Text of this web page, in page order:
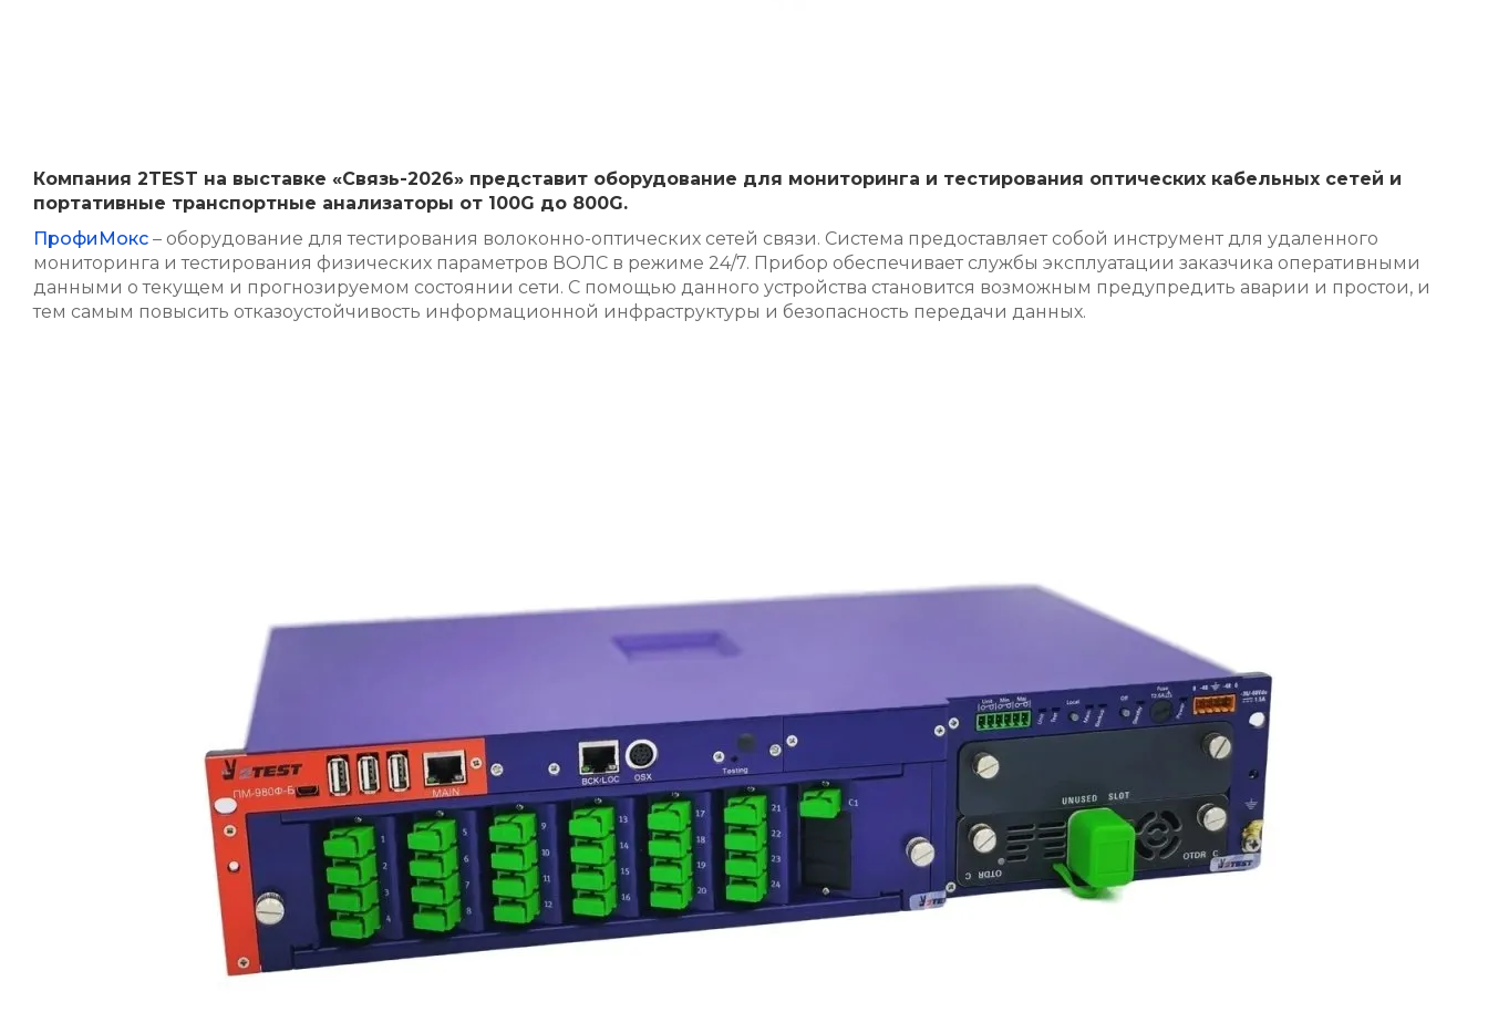
Компания 2TEST на выставке «Связь-2026» представит оборудование для мониторинга и тестирования оптических кабельных сетей и
портативные транспортные анализаторы от 100G до 800G.
ПрофиМокс – оборудование для тестирования волоконно-оптических сетей связи. Система предоставляет собой инструмент для удаленного
мониторинга и тестирования физических параметров ВОЛС в режиме 24/7. Прибор обеспечивает службы эксплуатации заказчика оперативными
данными о текущем и прогнозируемом состоянии сети. С помощью данного устройства становится возможным предупредить аварии и простои, и
тем самым повысить отказоустойчивость информационной инфраструктуры и безопасность передачи данных.